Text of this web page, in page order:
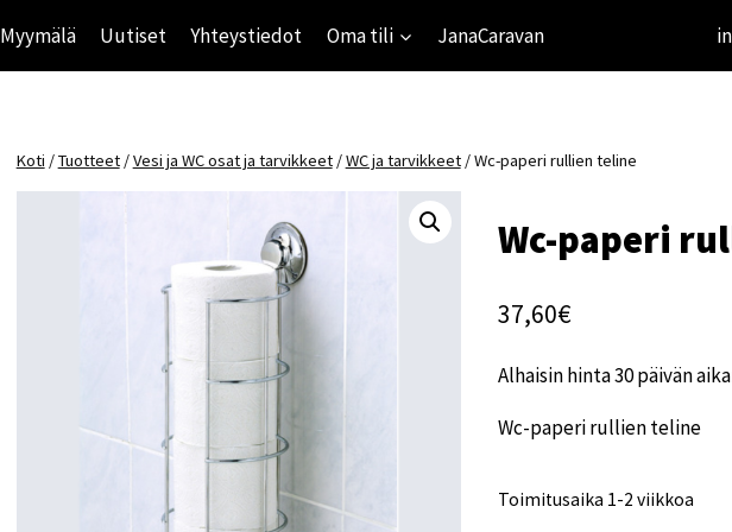
Myymälä Uutiset Yhteystiedot Oma tili JanaCaravan
Koti /Tuotteet /Vesi ja WC osat ja tarvikkeet /WC ja tarvikkeet /Wc-paperi rullien teline
Wc-paperi
37,60€
Alhaisin hinta 30 päivän
Wc-paperi rullien teline
Toimitusaika 1-2 viikkoa